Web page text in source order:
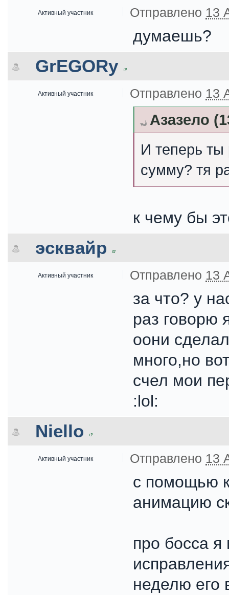
Активный участник Отправлено 13
думаешь?
GrEGORy
Активный участник Отправлено 13
Азазело
И теперь ты
сумму? тя
к чему бы
эсквайр
Активный участник Отправлено 13
за что? у
раз говорю
оони
много,но
счел мои
:lol:
Niello
Активный участник Отправлено 13
с помощью
анимацию
про босса
неделю его